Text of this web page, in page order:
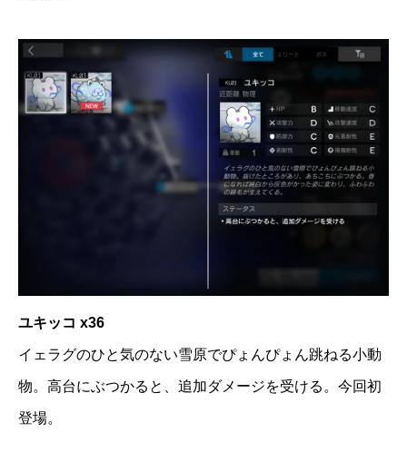
ユキッコ x36
イェラグのひと気のない雪原でぴょんぴょん跳ねる小動
物。高台にぶつかると、追加ダメージを受ける。今回初
登場。